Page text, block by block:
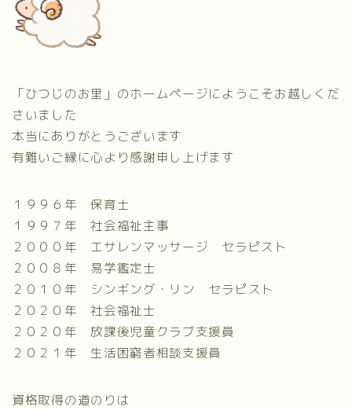
「ひつじのお里」のホームページにようこそお越しくだ
さいました
本当にありがとうございます
有難いご縁に心より感謝申し上げます
１９９６年 保育士
１９９７年 社会福祉主事
２０００年 エサレンマッサージ セラピスト
２００８年 易学鑑定士
２０１０年 シンギング・リン セラピスト
２０２０年 社会福祉士
２０２０年 放課後児童クラブ支援員
２０２１年 生活困窮者相談支援員
資格取得の道のりは